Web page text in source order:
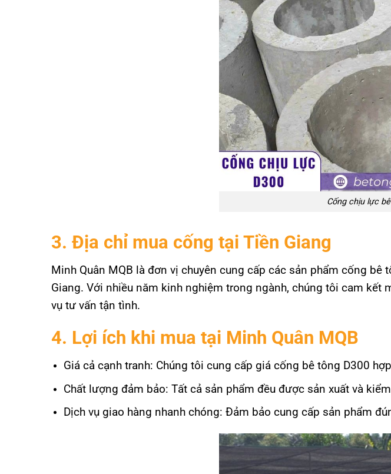
Cống chịu lực
3. Địa chỉ mua cống tại Tiền Giang
Minh Quân MQB là đơn vị chuyên cung cấp các sản phẩm cống
Giang. Với nhiều năm kinh nghiệm trong ngành, chúng tôi cam
vụ tư vấn tận tình.
4. Lợi ích khi mua tại Minh Quân MQB
Giá cả cạnh tranh: Chúng tôi cung cấp giá cống bê tông D300
Chất lượng đảm bảo: Tất cả sản phẩm đều được sản xuất và
Dịch vụ giao hàng nhanh chóng: Đảm bảo cung cấp sản phẩm